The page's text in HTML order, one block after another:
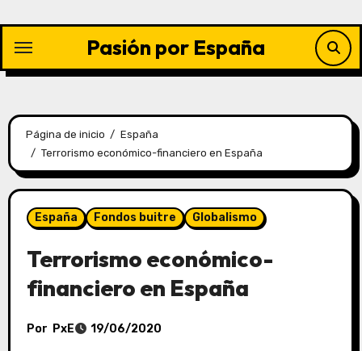
contenido
Pasión por España
Página de inicio
España
Terrorismo económico-financiero en España
España Fondos buitre Globalismo
Terrorismo económico-
financiero en España
Por PxE 19/06/2020